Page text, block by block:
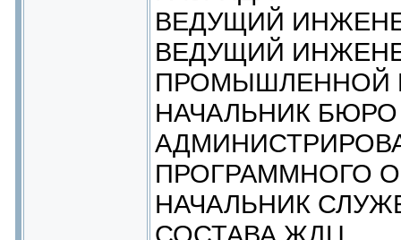
ВЕДУЩИЙ
ВЕДУЩИЙ
ПРОМЫШЛЕННОЙ
НАЧАЛЬНИК БЮРО
ПРОГРАММНОГО
НАЧАЛЬНИК